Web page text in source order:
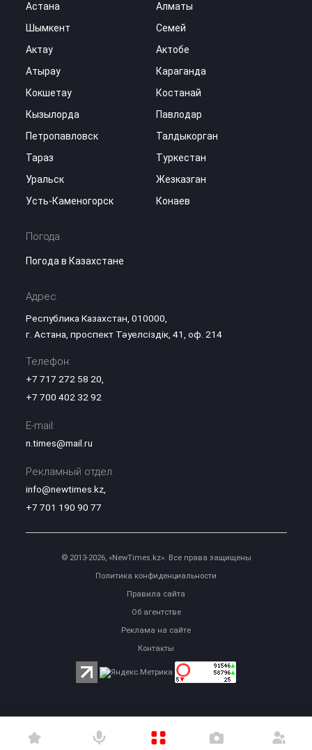
Астана
Алматы
Шымкент
Семей
Актау
Актобе
Атырау
Караганда
Кокшетау
Костанай
Кызылорда
Павлодар
Петропавловск
Талдыкорган
Тараз
Туркестан
Уральск
Жезказган
Усть-Каменогорск
Конаев
Погода
Погода в Казахстане
Адрес:
Республика Казахстан, 010000,
г. Астана, проспект Тәуелсіздік, 41, оф. 214
Телефон:
+7 717 272 58 20,
+7 700 402 32 92
E-mail:
n.times@mail.ru
Рекламный отдел:
info@newtimes.kz,
+7 701 190 90 77
© 2013-2026, «NewTimes.kz». Все права защищены
Политика конфиденциальности
Правила сайта
Об агентстве
Реклама на сайте
Контакты